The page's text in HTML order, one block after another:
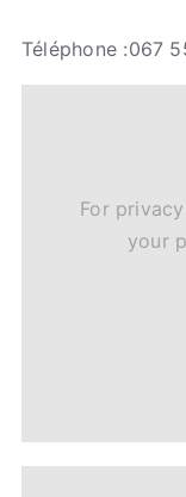
Téléphone :067
For
your